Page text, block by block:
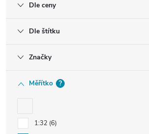
Dle ceny
Dle štítku
Značky
Měřítko ?
1:32 6